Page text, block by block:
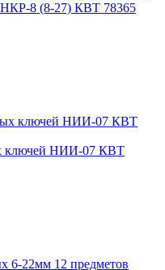
8 (8-27) КВТ 78365
ключей НИИ-07 КВТ